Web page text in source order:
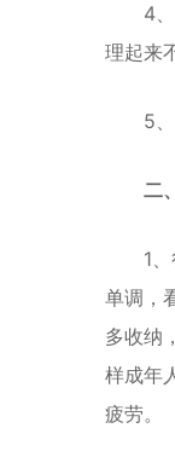
4、关
理起来
5、如
二
1、很
单调，
多收纳
样成年
疲劳。